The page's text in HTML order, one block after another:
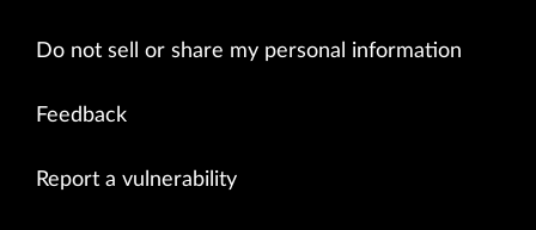
Do not sell or share my personal information
Feedback
Report a vulnerability